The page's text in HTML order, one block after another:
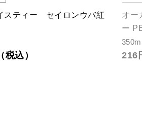
スティー セイロンウバ紅
税込）
オー
ー
216